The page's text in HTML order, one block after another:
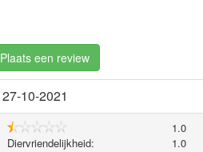
Plaats een review
27-10-2021
1.0
Diervriendelijkheid:
1.0